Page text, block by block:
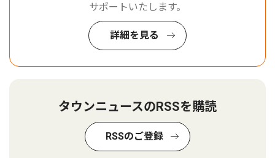
サポートいたします。
詳細を見る
タウンニュースのRSSを購読
RSSのご登録